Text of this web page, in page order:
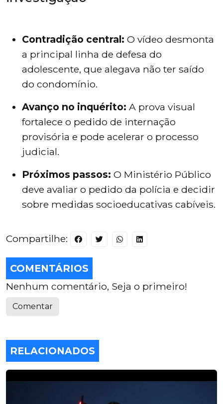
Contradição central: O vídeo desmonta
a principal linha de defesa do
adolescente, que alegava não ter saído
do condomínio.
Avanço no inquérito: A prova visual
fortalece o pedido de internação
provisória e pode acelerar o processo
judicial.
Próximos passos: O Ministério Público
deve avaliar o pedido da polícia e decidir
sobre medidas socioeducativas cabíveis.
Compartilhe:
COMENTÁRIOS
Nenhum comentário, Seja o primeiro!
Comentar
RELACIONADOS